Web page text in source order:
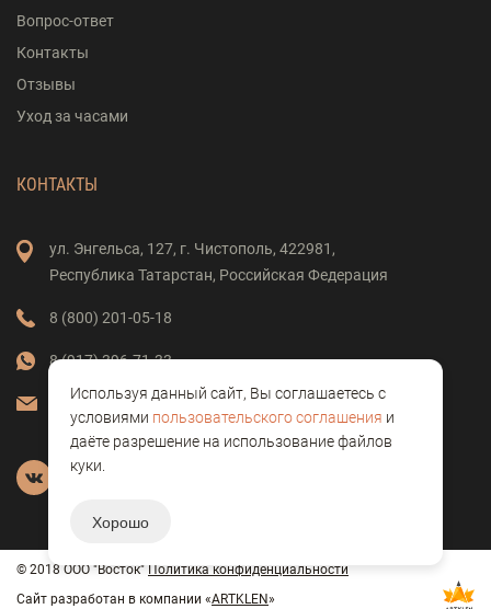
Вопрос-ответ
Контакты
Отзывы
Уход за часами
КОНТАКТЫ
ул. Энгельса, 127, г. Чистополь, 422981,
Республика Татарстан, Российская Федерация
8 (800) 201-05-18
8 (917) 396-71-33
vostok-clock@mail.ru
© 2018 ООО "Восток" Политика конфиденциальности
Сайт разработан в компании «ARTKLEN»
Используя данный сайт, Вы соглашаетесь с
условиями пользовательского соглашения и
даёте разрешение на использование файлов
куки.
Хорошо